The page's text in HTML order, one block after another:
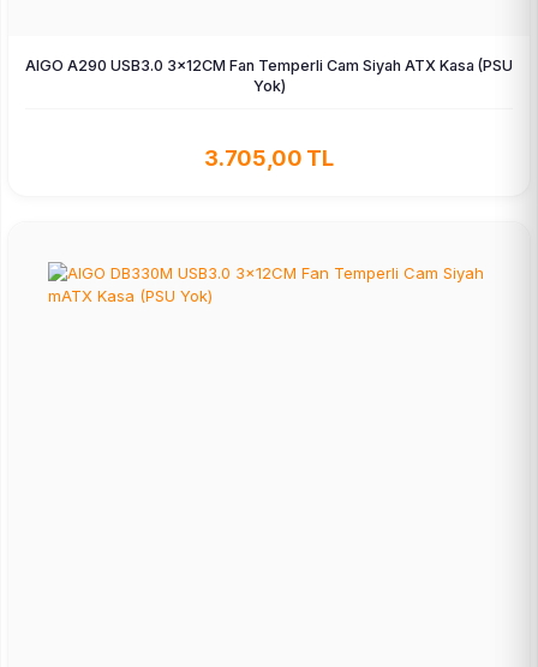
AIGO A290 USB3.0 3×12CM Fan Temperli Cam Siyah ATX Kasa (PSU
Yok)
3.705,00 TL